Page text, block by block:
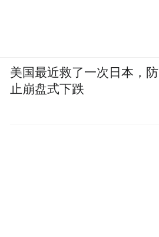
美国最近救了一次日本，防
止崩盘式下跌